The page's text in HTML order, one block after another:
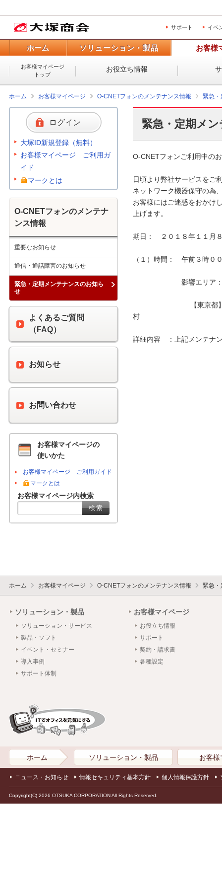
サポート イベ
ホーム ソリューション・製品 お客様
お客様マイページ
トップ
お役立ち情報
ホーム お客様マイページ O-CNETフォンのメンテナンス情報 緊急・
緊急・定期メ
O-CNETフォンご利用中の
日頃より弊社サービスをご
ネットワーク機器保守の為
お客様にはご迷惑をおかけ
上げます。
期日：　２０１８年１１月
（１）時間：　午前３時０
影響エリア：　下記
【東京都】　立川市
詳細内容　：上記メンテナ
ログイン
大塚ID新規登録（無料）
お客様マイページ ご利用ガ
イド
マークとは
O-CNETフォンのメンテナ
ンス情報
重要なお知らせ
通信・通話障害のお知らせ
緊急・定期メンテナンスのお知ら
せ
よくあるご質問
（FAQ）
お知らせ
お問い合わせ
お客様マイページの
使いかた
お客様マイページ ご利用ガイド
マークとは
お客様マイページ内検索
ホーム お客様マイページ O-CNETフォンのメンテナンス情報 緊急・
ソリューション・製品
ソリューション・サービス
製品・ソフト
イベント・セミナー
導入事例
サポート体制
お客様マイページ
お役立ち情報
サポート
契約・請求書
各種設定
ホーム ソリューション・製品 お客様
ニュース・お知らせ 情報セキュリティ基本方針 個人情報保護方針
Copyright(C) 2026 OTSUKA CORPORATION All Rights Reserved.